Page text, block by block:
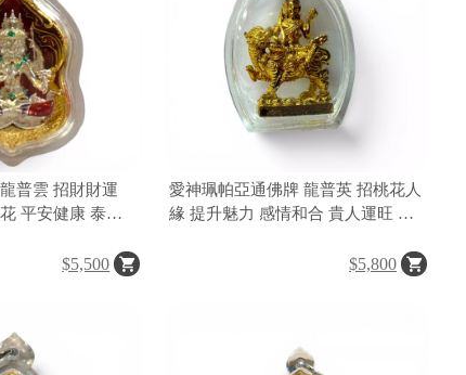
普雲 招財財運
平安健康 泰國
$5,500
愛神珮帕亞通佛牌 龍普英 招桃花人
緣 提升魅力 感情和合 貴人運旺 泰
$5,800